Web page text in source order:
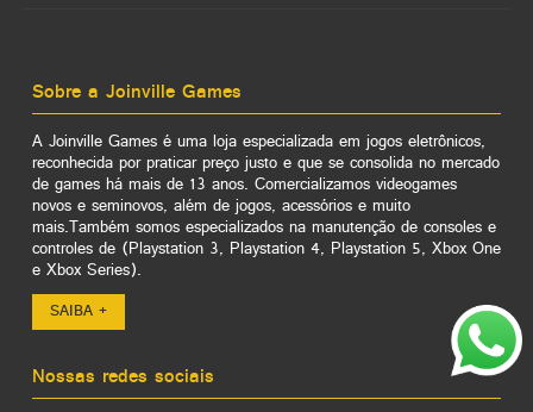
Sobre a Joinville Games
A Joinville Games é uma loja especializada em jogos eletrônicos,
reconhecida por praticar preço justo e que se consolida no mercado
de games há mais de 13 anos. Comercializamos videogames
novos e seminovos, além de jogos, acessórios e muito
mais.Também somos especializados na manutenção de consoles e
controles de (Playstation 3, Playstation 4, Playstation 5, Xbox One
e Xbox Series).
SAIBA +
Nossas redes sociais